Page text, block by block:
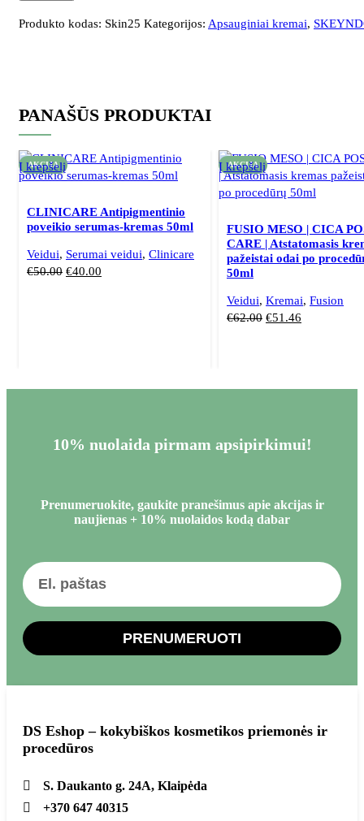
Produkto kodas: Skin25 Kategorijos: Apsauginiai kremai,
PANAŠŪS PRODUKTAI
AKCIJA
Į krepšelį
CLINICARE Antipigmentinio
poveikio serumas-kremas 50ml
Veidui, Serumai veidui, Clinicare
€50.00 €40.00
AKCIJA
Į krepšelį
FUSIO MESO | CICA
CARE | Atstatomasis
pažeistai odai po
50ml
Veidui, Kremai, Fusion
€62.00 €51.46
10% nuolaida pirmam apsipirkimui!
Prenumeruokite, gaukite pranešimus apie akcijas ir
naujienas + 10% nuolaidos kodą dabar
PRENUMERUOTI
DS Eshop – kokybiškos kosmetikos priemonės ir
procedūros
S. Daukanto g. 24A, Klaipėda
+370 647 40315